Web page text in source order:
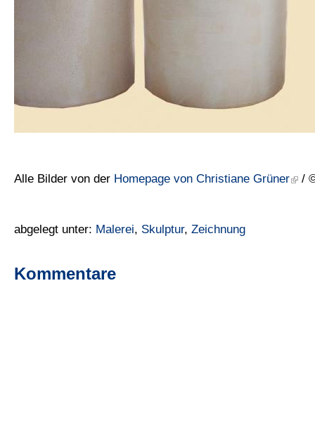
Alle Bilder von der Homepage von Christiane Grüner /
abgelegt unter: Malerei, Skulptur, Zeichnung
Kommentare